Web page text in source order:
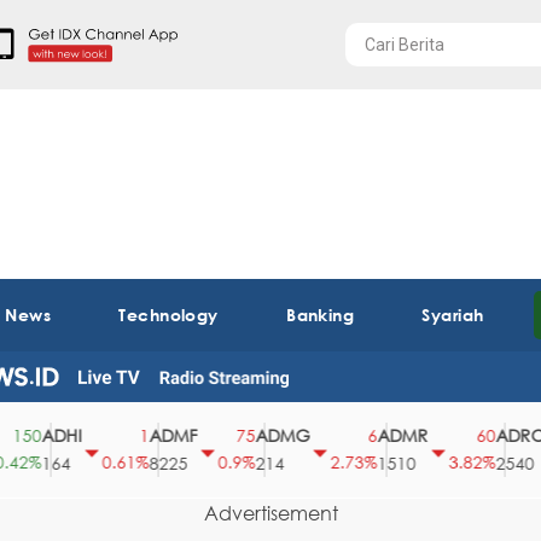
Technology Banking Syariah
ADHI
164
0.61%
ADMF
8225
0.9%
ADMG
214
2.73%
ADMR
1510
3.82%
ADRO
2540
Advertisement